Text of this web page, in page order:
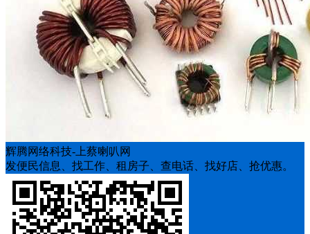
辉腾网络科技-上蔡喇叭网
发便民信息、找工作、租房子、查电话、找好店、抢优惠。